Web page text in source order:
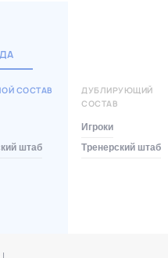
СОСТАВ
ДУБЛИРУЮЩИЙ
СОСТАВ
штаб
Игроки
Тренерский штаб